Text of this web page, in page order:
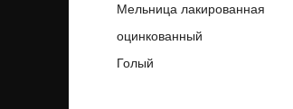
Мельница лакированная
оцинкованный
Голый